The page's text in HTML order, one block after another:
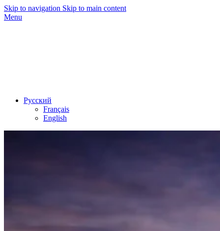
Skip to navigation Skip to main content
Menu
Русский
Français
English